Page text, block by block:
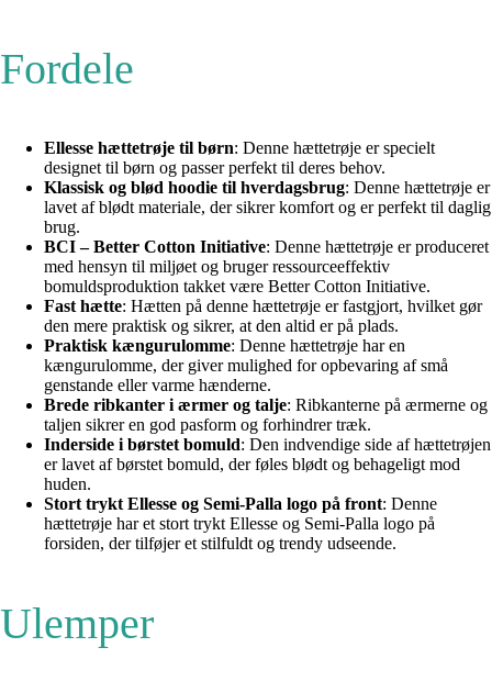
Fordele
Ellesse hættetrøje til børn: Denne hættetrøje er specielt
designet til børn og passer perfekt til deres behov.
Klassisk og blød hoodie til hverdagsbrug: Denne hættetrøje er
lavet af blødt materiale, der sikrer komfort og er perfekt til daglig
brug.
BCI – Better Cotton Initiative: Denne hættetrøje er produceret
med hensyn til miljøet og bruger ressourceeffektiv
bomuldsproduktion takket være Better Cotton Initiative.
Fast hætte: Hætten på denne hættetrøje er fastgjort, hvilket gør
den mere praktisk og sikrer, at den altid er på plads.
Praktisk kængurulomme: Denne hættetrøje har en
kængurulomme, der giver mulighed for opbevaring af små
genstande eller varme hænderne.
Brede ribkanter i ærmer og talje: Ribkanterne på ærmerne og
taljen sikrer en god pasform og forhindrer træk.
Inderside i børstet bomuld: Den indvendige side af hættetrøjen
er lavet af børstet bomuld, der føles blødt og behageligt mod
huden.
Stort trykt Ellesse og Semi-Palla logo på front: Denne
hættetrøje har et stort trykt Ellesse og Semi-Palla logo på
forsiden, der tilføjer et stilfuldt og trendy udseende.
Ulemper